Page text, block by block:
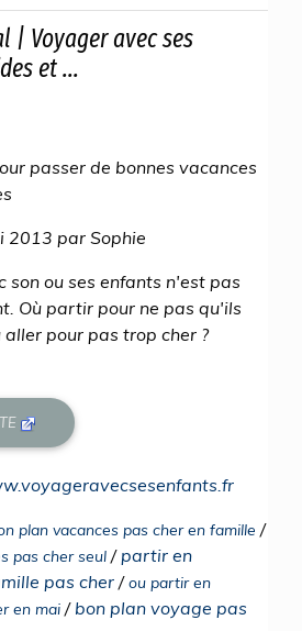
| Voyager avec ses
et ...
passer de bonnes vacances
2013 par Sophie
son ou ses enfants n'est pas
Où partir pour ne pas qu'ils
aller pour pas trop cher ?
plan vacances pas cher en famille /
pas cher seul / partir en
pas cher /ou partir en
en mai / bon plan voyage pas